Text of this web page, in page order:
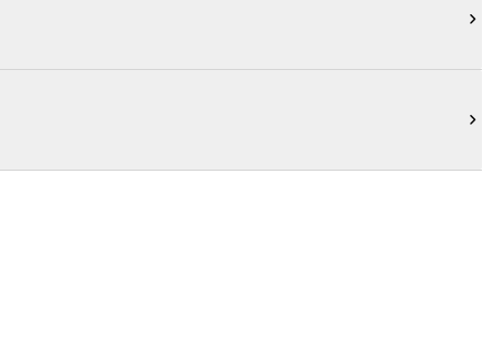

